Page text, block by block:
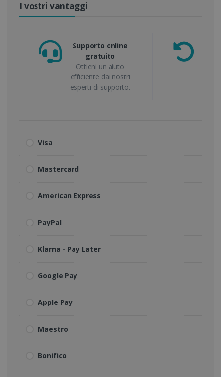
I vostri vantaggi
Supporto online
gratuito
Ottieni un aiuto
efficiente dai nostri
esperti di supporto.
Visa
Mastercard
American Express
PayPal
Klarna - Pay Later
Google Pay
Apple Pay
Maestro
Bonifico